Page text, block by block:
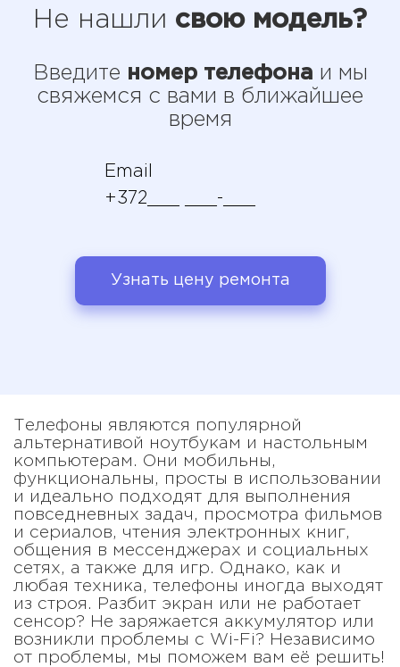
Не нашли свою модель?
Введите номер телефона и мы
свяжемся с вами в ближайшее
время
Узнать цену ремонта
Телефоны являются популярной
альтернативой ноутбукам и настольным
компьютерам. Они мобильны,
функциональны, просты в использовании
и идеально подходят для выполнения
повседневных задач, просмотра фильмов
и сериалов, чтения электронных книг,
общения в мессенджерах и социальных
сетях, а также для игр. Однако, как и
любая техника, телефоны иногда выходят
из строя. Разбит экран или не работает
сенсор? Не заряжается аккумулятор или
возникли проблемы с Wi-Fi? Независимо
от проблемы, мы поможем вам её решить!